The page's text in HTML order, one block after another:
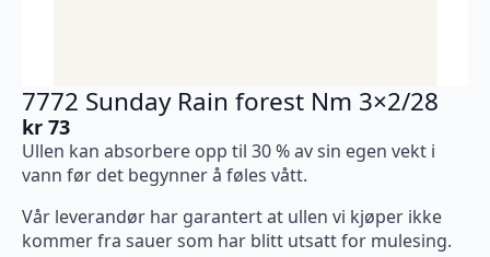
7772 Sunday Rain forest Nm 3×2/28
kr 73
Ullen kan absorbere opp til 30 % av sin egen vekt i
vann før det begynner å føles vått.
Vår leverandør har garantert at ullen vi kjøper ikke
kommer fra sauer som har blitt utsatt for mulesing.